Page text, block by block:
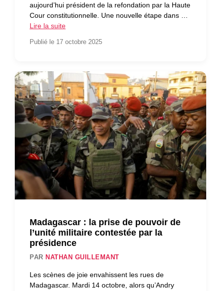
aujourd’hui président de la refondation par la Haute
Cour constitutionnelle. Une nouvelle étape dans …
Lire la suite
Publié le 17 octobre 2025
Madagascar : la prise de pouvoir de
l’unité militaire contestée par la
présidence
PAR NATHAN GUILLEMANT
Les scènes de joie envahissent les rues de
Madagascar. Mardi 14 octobre, alors qu’Andry